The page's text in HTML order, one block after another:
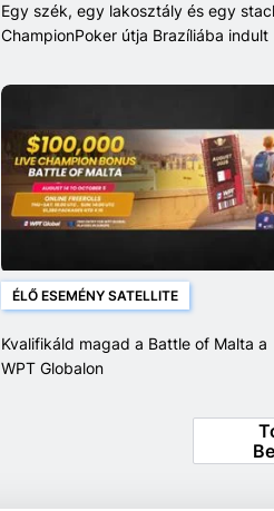
Egy szék, egy lakosztály és egy
ChampionPoker útja Brazíliába indult
ÉLŐ ESEMÉNY SATELLITE
Kvalifikáld magad a Battle of Malta a
WPT Globalon